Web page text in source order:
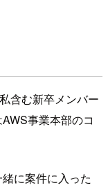
含む新卒メンバー
事業本部のコ
に案件に入った